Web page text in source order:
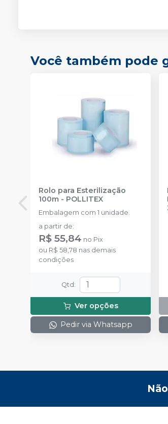
Você também pode
Rolo para Esterilização
100m - POLLITEX
Embalagem com 1 unidade.
a partir de:
R$ 55,84 no Pix
ou R$ 58,78 nas demais
condições
Qtd :
Ver opções
Pedir via Whatsapp